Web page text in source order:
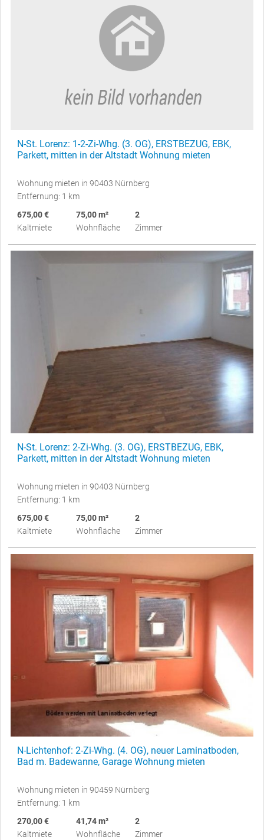
N-St. Lorenz: 1-2-Zi-Whg. (3. OG), ERSTBEZUG, EBK,
Parkett, mitten in der Altstadt Wohnung mieten
Wohnung mieten in 90403 Nürnberg
Entfernung: 1 km
675,00 €
Kaltmiete
75,00 m²
Wohnfläche
2
Zimmer
N-St. Lorenz: 2-Zi-Whg. (3. OG), ERSTBEZUG, EBK,
Parkett, mitten in der Altstadt Wohnung mieten
Wohnung mieten in 90403 Nürnberg
Entfernung: 1 km
675,00 €
Kaltmiete
75,00 m²
Wohnfläche
2
Zimmer
N-Lichtenhof: 2-Zi-Whg. (4. OG), neuer Laminatboden,
Bad m. Badewanne, Garage Wohnung mieten
Wohnung mieten in 90459 Nürnberg
Entfernung: 1 km
270,00 €
Kaltmiete
41,74 m²
Wohnfläche
2
Zimmer